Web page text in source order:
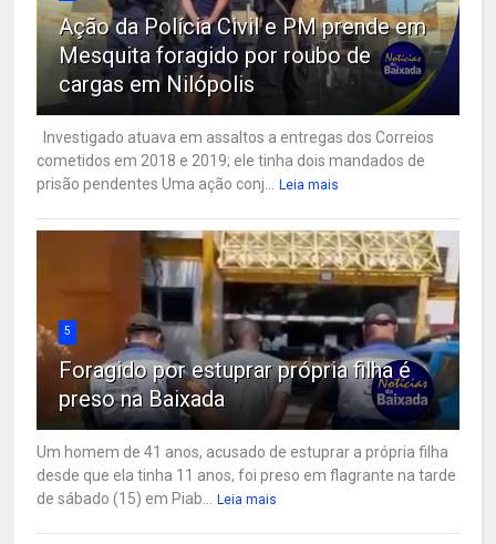
Ação da Polícia Civil e PM prende em
Mesquita foragido por roubo de
cargas em Nilópolis
Investigado atuava em assaltos a entregas dos Correios
cometidos em 2018 e 2019; ele tinha dois mandados de
prisão pendentes Uma ação conj...
Leia mais
5
Foragido por estuprar própria filha é
preso na Baixada
Um homem de 41 anos, acusado de estuprar a própria filha
desde que ela tinha 11 anos, foi preso em flagrante na tarde
de sábado (15) em Piab...
Leia mais